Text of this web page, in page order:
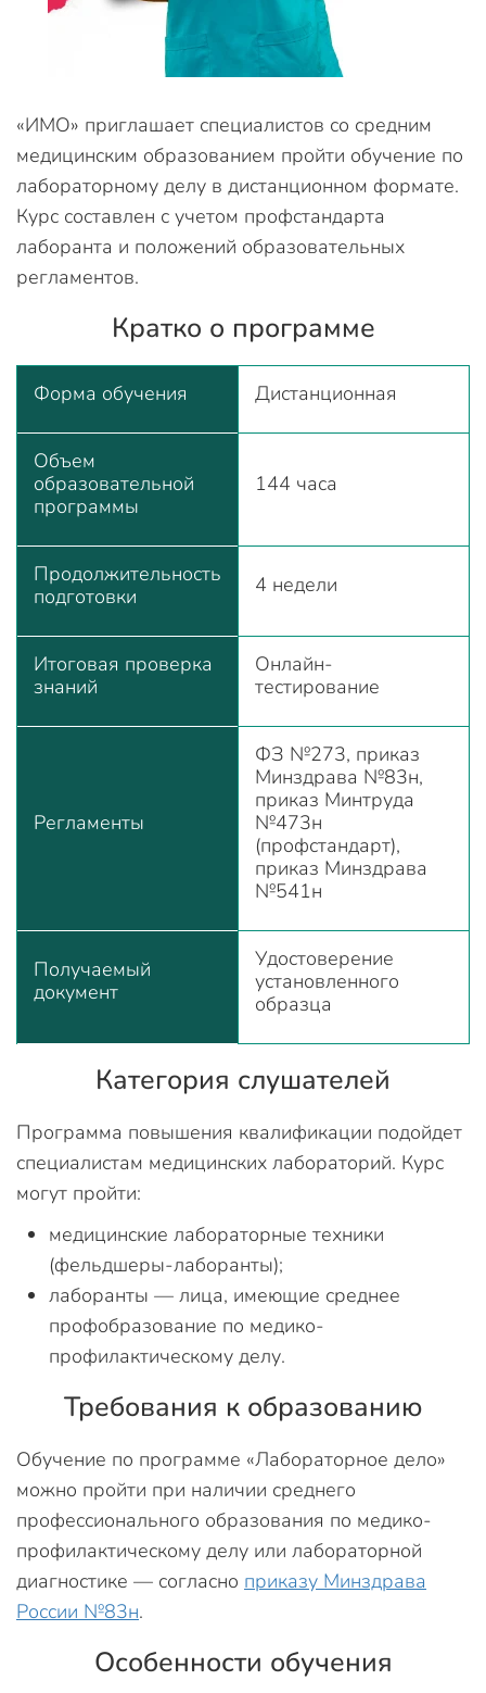
«ИМО» приглашает специалистов со средним
медицинским образованием пройти обучение по
лабораторному делу в дистанционном формате.
Курс составлен с учетом профстандарта
лаборанта и положений образовательных
регламентов.
Кратко о программе
Форма обучения Дистанционная
Объем
образовательной
программы
144 часа
Продолжительность
подготовки
4 недели
Итоговая проверка
знаний
Онлайн-
тестирование
Регламенты
ФЗ №273, приказ
Минздрава №83н,
приказ Минтруда
№473н
(профстандарт),
приказ Минздрава
№541н
Получаемый
документ
Удостоверение
установленного
образца
Категория слушателей
Программа повышения квалификации подойдет
специалистам медицинских лабораторий. Курс
могут пройти:
медицинские лабораторные техники
(фельдшеры-лаборанты);
лаборанты — лица, имеющие среднее
профобразование по медико-
профилактическому делу.
Требования к образованию
Обучение по программе «Лабораторное дело»
можно пройти при наличии среднего
профессионального образования по медико-
профилактическому делу или лабораторной
диагностике — согласно приказу Минздрава
России №83н.
Особенности обучения